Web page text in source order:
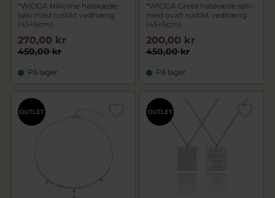
*WiOGA Nikoline halskæde
sølv med rustikt vedhæng
(45+5cm)
450,00 kr
270,00 kr
På lager
*WiOGA Greta halskæde sølv
med ovalt rustikt vedhæng
(45+5cm)
450,00 kr
200,00 kr
På lager
OUTLET OUTLET